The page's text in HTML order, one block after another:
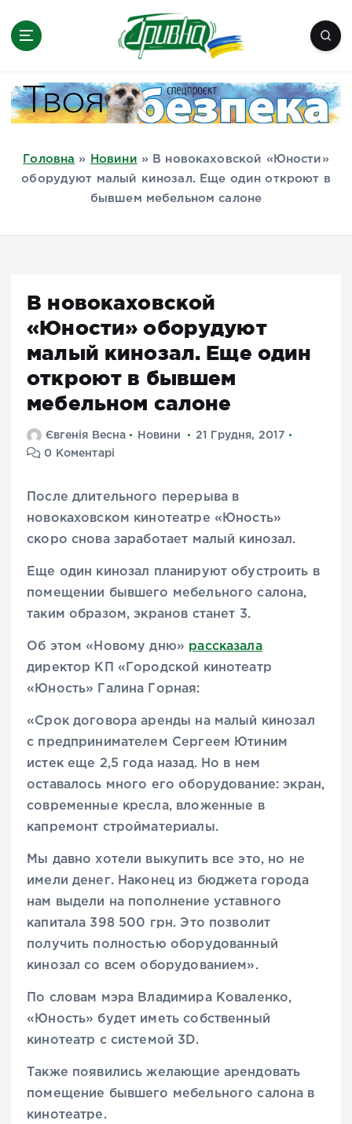
Миколаїв, Одеса, Мелітополь
Головна » Новини »
В новокаховской «Юности»
оборудуют малый кинозал. Еще один откроют в
бывшем мебельном салоне
В новокаховской
«Юности» оборудуют
малый кинозал. Еще один
откроют в бывшем
мебельном салоне
Євгенія Весна Новини
21 Грудня, 2017
0 Коментарі
После длительного перерыва в
новокаховском кинотеатре «Юность»
скоро снова заработает малый кинозал.
Еще один кинозал планируют обустроить в
помещении бывшего мебельного салона,
таким образом, экранов станет 3.
Об этом «Новому дню» рассказала
директор КП «Городской кинотеатр
«Юность» Галина Горная:
«Срок договора аренды на малый кинозал
с предпринимателем Сергеем Ютиним
истек еще 2,5 года назад. Но в нем
оставалось много его оборудование: экран,
современные кресла, вложенные в
капремонт стройматериалы.
Мы давно хотели выкупить все это, но не
имели денег. Наконец из бюджета города
нам выдели на пополнение уставного
капитала 398 500 грн. Это позволит
получить полностью оборудованный
кинозал со всем оборудованием».
По словам мэра Владимира Коваленко,
«Юность» будет иметь собственный
кинотеатр с системой 3D.
Также появились желающие арендовать
помещение бывшего мебельного салона в
кинотеатре.